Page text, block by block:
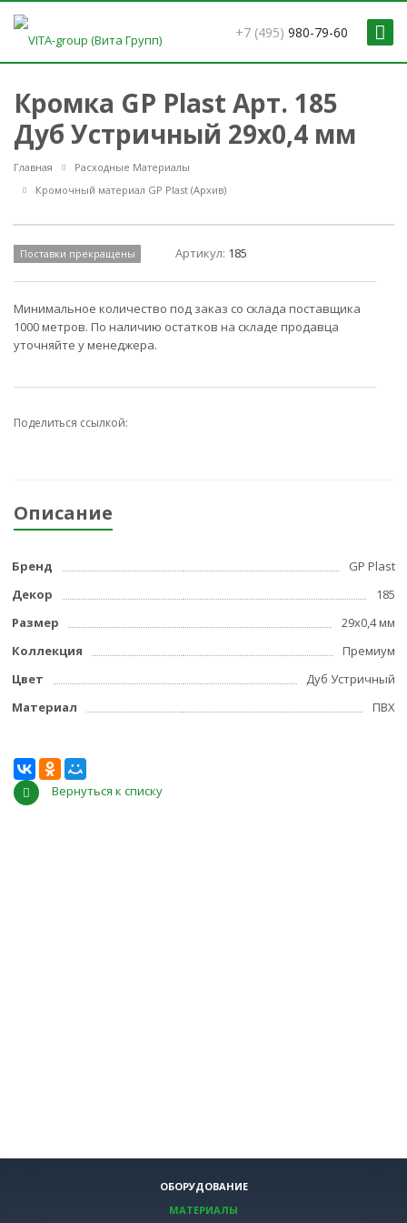
+7 (495) 980-79-60
Кромка GP Plast Арт. 185
Дуб Устричный 29x0,4 мм
Главная
Расходные Материалы
Кромочный материал GP Plast (Архив)
Поставки прекращены Артикул: 185
Минимальное количество под заказ со склада поставщика
1000 метров. По наличию остатков на складе продавца
уточняйте у менеджера.
Поделиться ссылкой:
Описание
Бренд
GP Plast
Декор
185
Размер
29x0,4 мм
Коллекция
Премиум
Цвет
Дуб Устричный
Материал
ПВХ
Вернуться к списку
ОБОРУДОВАНИЕ
МАТЕРИАЛЫ